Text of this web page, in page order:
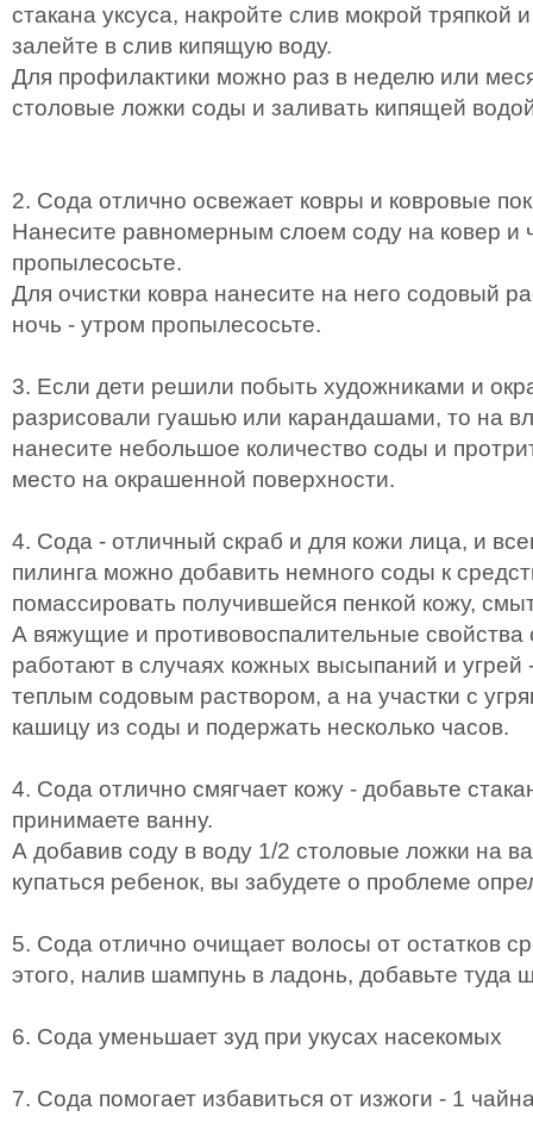
стакана уксуса, накройте слив мокрой тряпкой
залейте в слив кипящую воду.
Для профилактики можно раз в неделю или
столовые ложки соды и заливать кипящей
2. Сода отлично освежает ковры и ковровые
Нанесите равномерным слоем соду на ковер и
пропылесосьте.
Для очистки ковра нанесите на него содовый
ночь - утром пропылесосьте.
3. Если дети решили побыть художниками и
разрисовали гуашью или карандашами, то на
нанесите небольшое количество соды и
место на окрашенной поверхности.
4. Сода - отличный скраб и для кожи лица, и
пилинга можно добавить немного соды к
помассировать получившейся пенкой кожу,
А вяжущие и противовоспалительные свойства
работают в случаях кожных высыпаний и
теплым содовым раствором, а на участки с
кашицу из соды и подержать несколько часов.
4. Сода отлично смягчает кожу - добавьте
принимаете ванну.
А добавив соду в воду 1/2 столовые ложки на
купаться ребенок, вы забудете о проблеме
5. Сода отлично очищает волосы от остатков
этого, налив шампунь в ладонь, добавьте туда
6. Сода уменьшает зуд при укусах насекомых
7. Сода помогает избавиться от изжоги - 1